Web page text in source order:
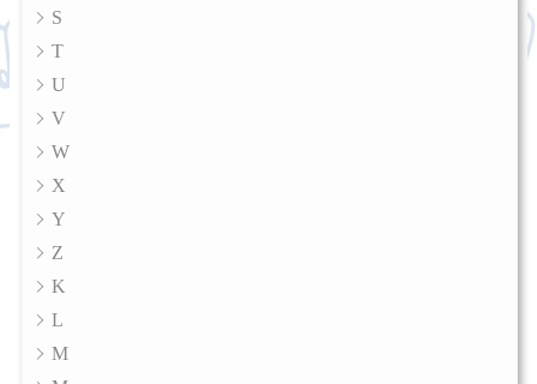
S
T
U
V
W
X
Y
Z
K
L
M